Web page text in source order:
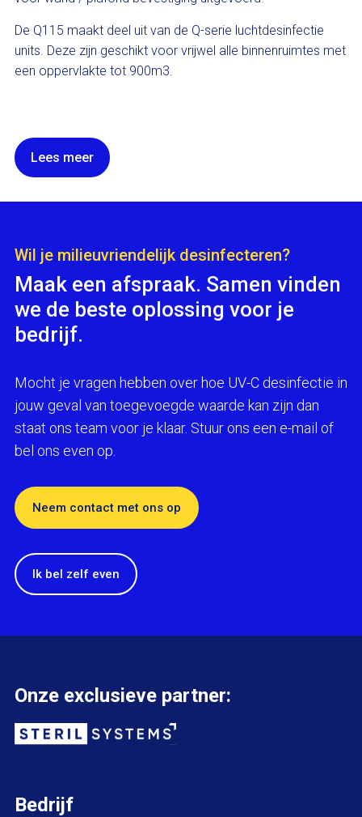
De Q115 maakt deel uit van de Q-serie luchtdesinfectie
units. Deze zijn geschikt voor vrijwel alle binnenruimtes met
een oppervlakte tot 900m3.
Lees meer
Wil je milieuvriendelijk desinfecteren?
Maak een afspraak. Samen vinden
we de beste oplossing voor je
bedrijf.
Mocht je vragen hebben over hoe UV-C desinfectie in
jouw geval van toegevoegde waarde kan zijn dan
staat ons team voor je klaar. Stuur ons een e-mail of
bel ons even op.
Neem contact met ons op
Ik bel zelf even
Onze exclusieve partner:
Bedrijf